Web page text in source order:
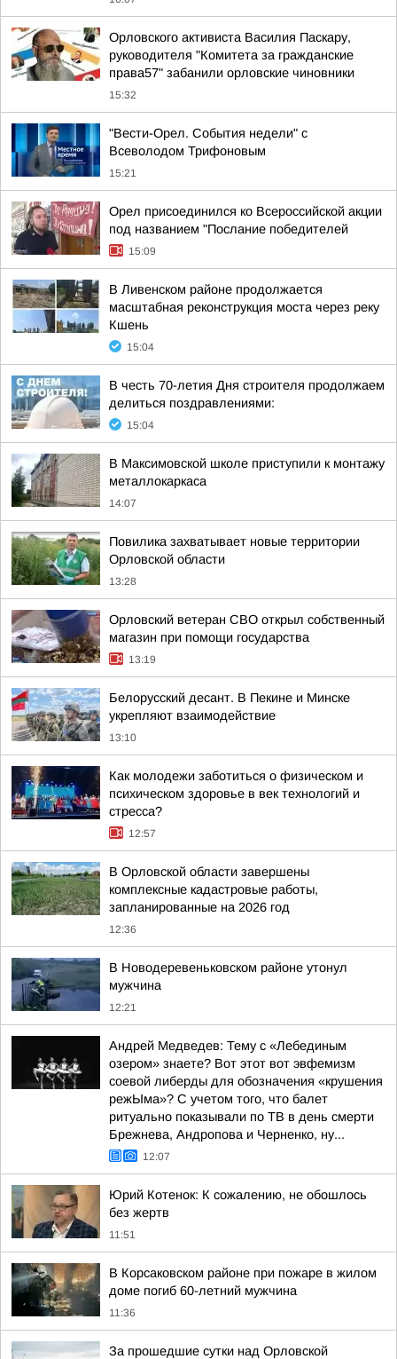
Орловского активиста Василия Паскару,
руководителя "Комитета за гражданские
права57" забанили орловские чиновники
15:32
"Вести-Орел. События недели" с
Всеволодом Трифоновым
15:21
Орел присоединился ко Всероссийской акции
под названием "Послание победителей
15:09
В Ливенском районе продолжается
масштабная реконструкция моста через реку
Кшень
15:04
В честь 70-летия Дня строителя продолжаем
делиться поздравлениями:
15:04
В Максимовской школе приступили к монтажу
металлокаркаса
14:07
Повилика захватывает новые территории
Орловской области
13:28
Орловский ветеран СВО открыл собственный
магазин при помощи государства
13:19
Белорусский десант. В Пекине и Минске
укрепляют взаимодействие
13:10
Как молодежи заботиться о физическом и
психическом здоровье в век технологий и
стресса?
12:57
В Орловской области завершены
комплексные кадастровые работы,
запланированные на 2026 год
12:36
В Новодеревеньковском районе утонул
мужчина
12:21
Андрей Медведев: Тему с «Лебединым
озером» знаете? Вот этот вот эвфемизм
соевой либерды для обозначения «крушения
режЫма»? С учетом того, что балет
ритуально показывали по ТВ в день смерти
Брежнева, Андропова и Черненко, ну...
12:07
Юрий Котенок: К сожалению, не обошлось
без жертв
11:51
В Корсаковском районе при пожаре в жилом
доме погиб 60-летний мужчина
11:36
За прошедшие сутки над Орловской